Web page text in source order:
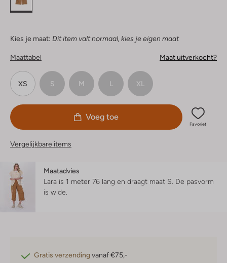
Kies je maat: Dit item valt normaal, kies je eigen maat
Maattabel Maat uitverkocht?
XS S M L XL
Voeg toe
Favoriet
Vergelijkbare items
Maatadvies
Lara is 1 meter 76 lang en draagt maat S. De pasvorm
is wide
Gratis verzendingvanaf €75,-